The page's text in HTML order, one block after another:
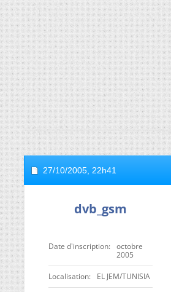
27/10/2005, 22h41
dvb_gsm
Date d'inscription
octobre
2005
Localisation EL JEM/TUNISIA